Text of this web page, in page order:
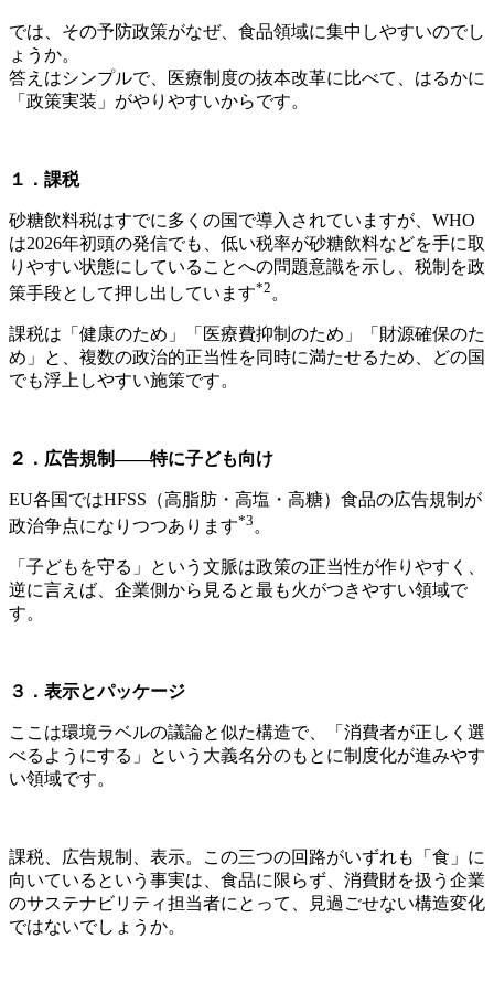
では、その予防政策がなぜ、食品領域に集中しやすいのでし
ょうか。
答えはシンプルで、医療制度の抜本改革に比べて、はるかに
「政策実装」がやりやすいからです。
１．課税
砂糖飲料税はすでに多くの国で導入されていますが、WHO
は2026年初頭の発信でも、低い税率が砂糖飲料などを手に取
りやすい状態にしていることへの問題意識を示し、税制を政
策手段として押し出しています*2 。
課税は「健康のため」「医療費抑制のため」「財源確保のた
め」と、複数の政治的正当性を同時に満たせるため、どの国
でも浮上しやすい施策です。
２．広告規制——特に子ども向け
EU各国ではHFSS（高脂肪・高塩・高糖）食品の広告規制が
政治争点になりつつあります*3 。
「子どもを守る」という文脈は政策の正当性が作りやすく、
逆に言えば、企業側から見ると最も火がつきやすい領域で
す。
３．表示とパッケージ
ここは環境ラベルの議論と似た構造で、「消費者が正しく選
べるようにする」という大義名分のもとに制度化が進みやす
い領域です。
課税、広告規制、表示。この三つの回路がいずれも「食」に
向いているという事実は、食品に限らず、消費財を扱う企業
のサステナビリティ担当者にとって、見過ごせない構造変化
ではないでしょうか。